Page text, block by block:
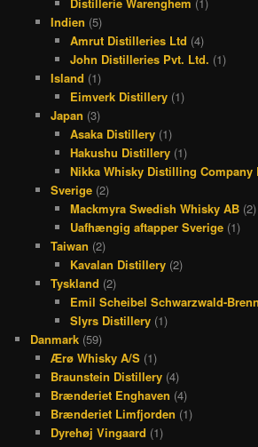
Indien (5)
Amrut Distilleries Ltd (4)
John Distilleries Pvt. Ltd. (1)
Island (1)
Eimverk Distillery (1)
Japan (3)
Asaka Distillery (1)
Hakushu Distillery (1)
Nikka Whisky Distilling Company
Sverige(2)
Mackmyra Swedish Whisky AB (2)
Uafhængig aftapper Sverige (1)
Taiwan (2)
Kavalan Distillery (2)
Tyskland (2)
Emil Scheibel Schwarzwald-
Slyrs Distillery (1)
Danmark (59)
Ærø Whisky A/S(1)
Braunstein Distillery(4)
Brænderiet Enghaven (4)
Brænderiet Limfjorden (1)
Dyrehøj Vingaard (1)